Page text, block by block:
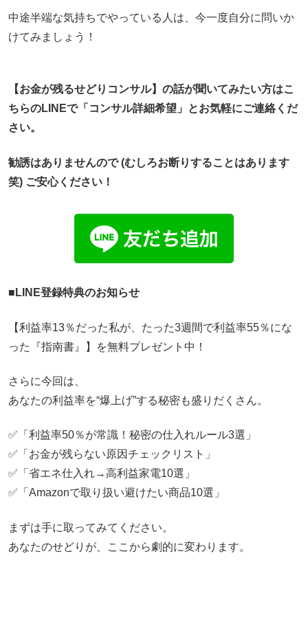
中途半端な気持ちでやっている人は、今一度自分に問いか
けてみましょう！
【お金が残るせどりコンサル】 の話が聞いてみたい方はこ
ちらのLINEで「コンサル詳細希望」
とお気軽にご連絡くだ
さい。
勧誘はありませんので (むしろお断りすることはあります
笑) ご安心ください！
■LINE登録特典のお知らせ
【利益率13％だった私が、たった3週間で利益率55％にな
った『指南書』】を無料プレゼント中！
さらに今回は、
あなたの利益率を“爆上げ”する秘密も盛りだくさん。
✅「利益率50％が常識！秘密の仕入れルール3選」
✅「お金が残らない原因チェックリスト」
✅「省エネ仕入れ→高利益家電10選」
✅「Amazonで取り扱い避けたい商品10選」
まずは手に取ってみてください。
あなたのせどりが、ここから劇的に変わります。